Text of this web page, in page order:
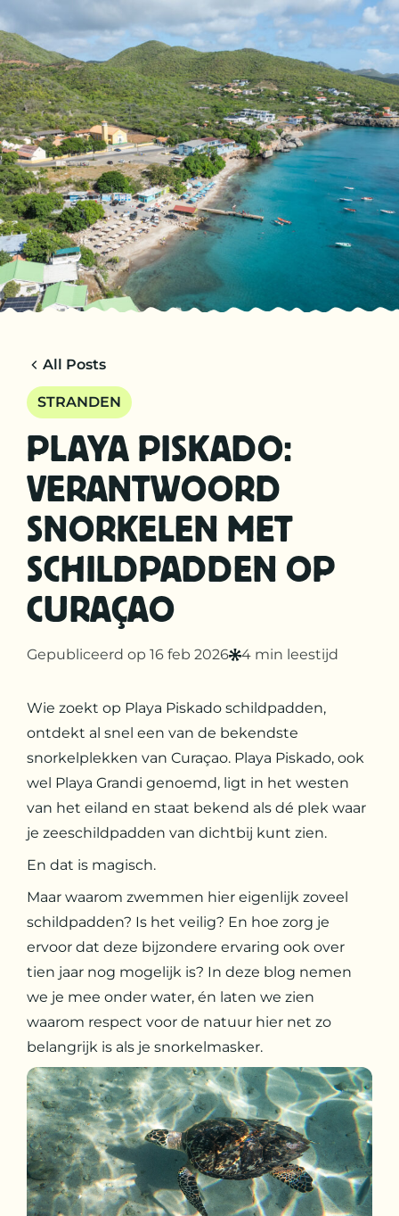
NL
TRIPS
CHARTERS
OVER ONS
TIPS
CONTACT
All Posts
STRANDEN
PLAYA PISKADO:
VERANTWOORD
SNORKELEN MET
SCHILDPADDEN OP
CURAÇAO
Gepubliceerd op 16 feb 2026 4 min leestijd
Wie zoekt op Playa Piskado schildpadden,
ontdekt al snel een van de bekendste
snorkelplekken van Curaçao. Playa Piskado, ook
wel Playa Grandi genoemd, ligt in het westen
van het eiland en staat bekend als dé plek waar
je zeeschildpadden van dichtbij kunt zien.
En dat is magisch.
Maar waarom zwemmen hier eigenlijk zoveel
schildpadden? Is het veilig? En hoe zorg je
ervoor dat deze bijzondere ervaring ook over
tien jaar nog mogelijk is? In deze blog nemen
we je mee onder water, én laten we zien
waarom respect voor de natuur hier net zo
belangrijk is als je snorkelmasker.